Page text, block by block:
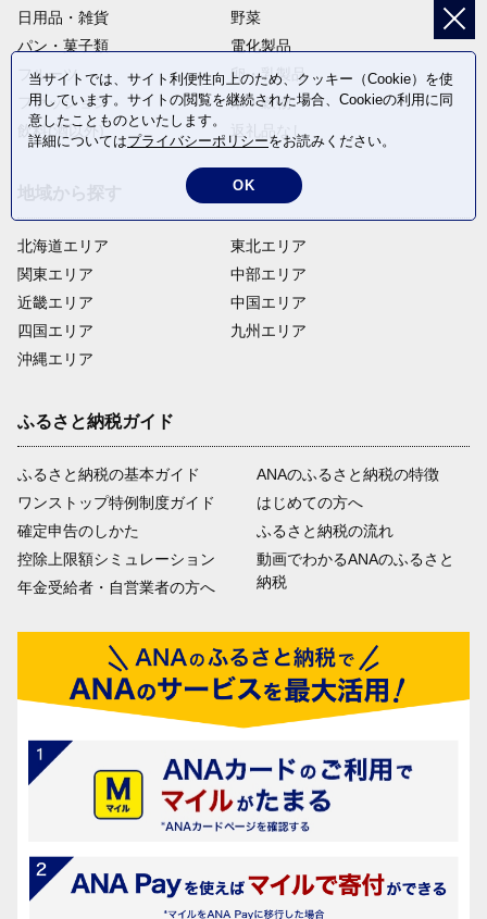
日用品・雑貨
野菜
パン・菓子類
電化製品
フルーツ
卵・乳製品
ファッション
米・穀物
飲料(酒以外)
返礼品なし
北海道エリア
関東エリア
近畿エリア
四国エリア
沖縄エリア
東北エリア
中部エリア
中国エリア
九州エリア
ふるさと納税ガイド
ふるさと納税の基本ガイド
ワンストップ特例制度ガイド
確定申告のしかた
控除上限額シミュレーション
年金受給者・自営業者の方へ
ANAのふるさと納税の特徴
はじめての方へ
ふるさと納税の流れ
動画でわかるANAのふるさと
納税
当サイトでは、サイト利便性向上のため、クッキー（Cookie）を使
用しています。サイトの閲覧を継続された場合、Cookieの利用に同
意したことものといたします。
詳細についてはプライバシーポリシーをお読みください。
OK